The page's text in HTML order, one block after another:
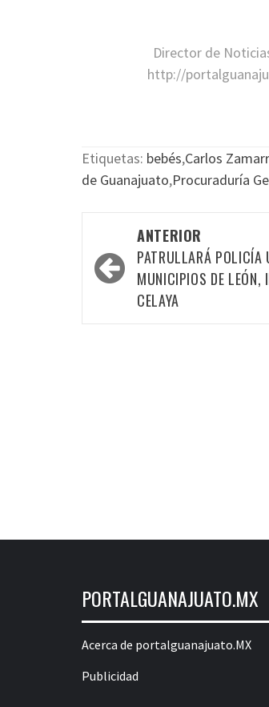
Director de
http://
Etiquetas: bebés,Carlos
de Guanajuato,Procuraduría
Navegación
por
las
entradas
ANTERIOR
PATRULLARÁ POLICÍA
MUNICIPIOS DE LEÓN,
CELAYA
PORTALGUANAJUATO.MX
Acerca de portalguanajuato.MX
Publicidad